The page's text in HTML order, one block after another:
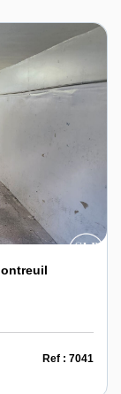
Ref : 7041